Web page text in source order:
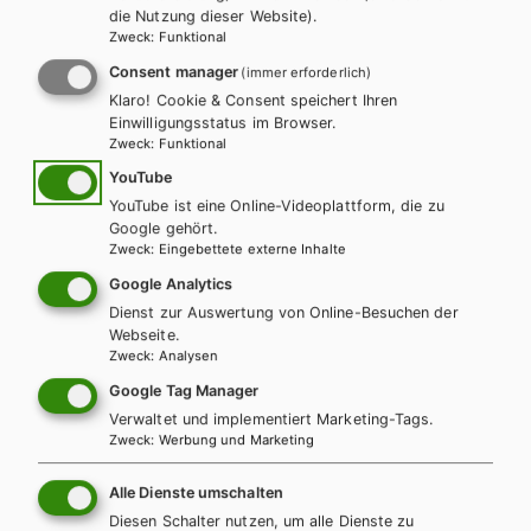
LEHRERSERVICE
Karin Ritz
+ 43 1 403 77 77 70
karin.ritz@hpt.at
LEHRERSERVICE
Elisabeth Gettinger
+ 43 1 403 77 77 164
elisabeth.gettinger@hpt.at
die Nutzung dieser Website).
Zweck: Funktional
Consent manager (immer erforderlich)
Klaro! Cookie & Consent speichert Ihren
Einwilligungsstatus im Browser.
Zweck: Funktional
YouTube
YouTube ist eine Online-Videoplattform, die zu
Google gehört.
Zweck: Eingebettete externe Inhalte
Google Analytics
Dienst zur Auswertung von Online-Besuchen der
Webseite.
Zweck: Analysen
Google Tag Manager
Verwaltet und implementiert Marketing-Tags.
Zweck: Werbung und Marketing
Alle Dienste umschalten
Diesen Schalter nutzen, um alle Dienste zu